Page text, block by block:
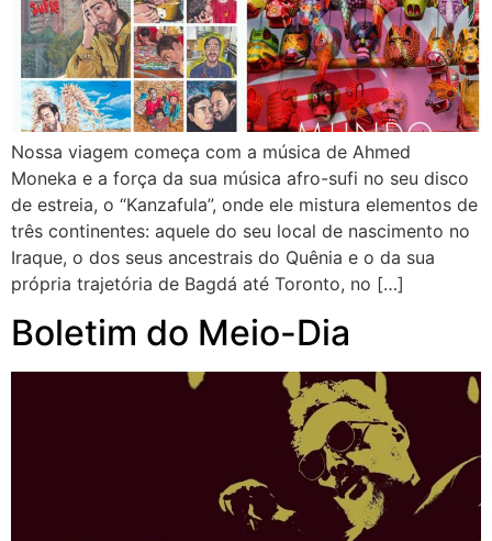
Nossa viagem começa com a música de Ahmed
Moneka e a força da sua música afro-sufi no seu disco
de estreia, o “Kanzafula”, onde ele mistura elementos de
três continentes: aquele do seu local de nascimento no
Iraque, o dos seus ancestrais do Quênia e o da sua
própria trajetória de Bagdá até Toronto, no […]
Boletim do Meio-Dia